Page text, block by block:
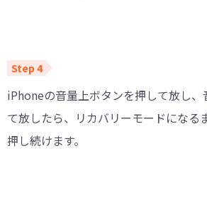
iPhoneの音量上ボタンを押して放し、
て放したら、リカバリーモードになる
押し続けます。